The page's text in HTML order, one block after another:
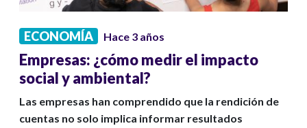
ECONOMÍA Hace 3 años
Empresas: ¿cómo medir el impacto
social y ambiental?
Las empresas han comprendido que la rendición de
cuentas no solo implica informar resultados